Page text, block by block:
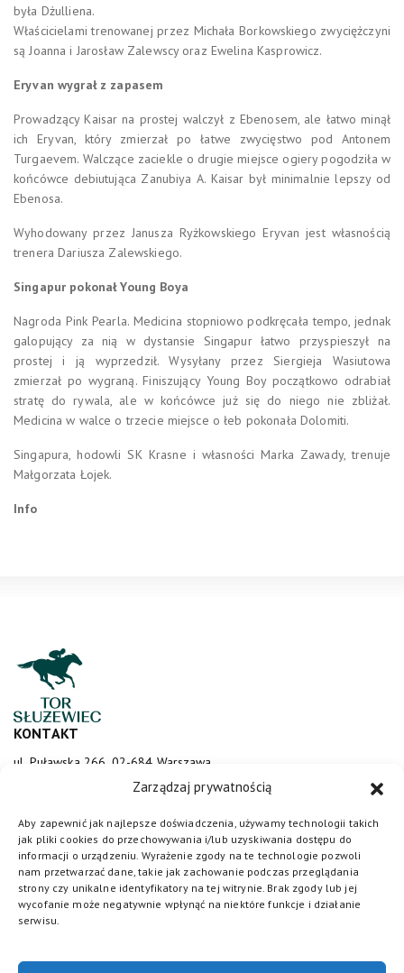
Zarządzaj prywatnością
Aby zapewnić jak najlepsze doświadczenia, używamy technologii takich
jak pliki cookies do przechowywania i/lub uzyskiwania dostępu do
informacji o urządzeniu. Wyrażenie zgody na te technologie pozwoli
nam przetwarzać dane, takie jak zachowanie podczas przeglądania
strony czy unikalne identyfikatory na tej witrynie. Brak zgody lub jej
wycofanie może negatywnie wpłynąć na niektóre funkcje i działanie
serwisu.
była Dżulliena.
Właścicielami trenowanej przez Michała Borkowskiego zwyciężczyni
są Joanna i Jarosław Zalewscy oraz Ewelina Kasprowicz.
Eryvan wygrał z zapasem
Prowadzący Kaisar na prostej walczył z Ebenosem, ale łatwo minął
ich Eryvan, który zmierzał po łatwe zwycięstwo pod Antonem
Turgaevem. Walczące zaciekle o drugie miejsce ogiery pogodziła w
końcówce debiutująca Zanubiya A. Kaisar był minimalnie lepszy od
Ebenosa.
Wyhodowany przez Janusza Ryżkowskiego Eryvan jest własnością
trenera Dariusza Zalewskiego.
Singapur pokonał Young Boya
Nagroda Pink Pearla. Medicina stopniowo podkręcała tempo, jednak
galopujący za nią w dystansie Singapur łatwo przyspieszył na
prostej i ją wyprzedził. Wysyłany przez Siergieja Wasiutowa
zmierzał po wygraną. Finiszujący Young Boy początkowo odrabiał
stratę do rywala, ale w końcówce już się do niego nie zbliżał.
Medicina w walce o trzecie miejsce o łeb pokonała Dolomiti.
Singapura, hodowli SK Krasne i własności Marka Zawady, trenuje
Małgorzata Łojek.
Info
KONTAKT
ul. Puławska 266, 02-684 Warszawa
sluzewiec@totalizator.pl
KONTAKT DLA MEDIÓW
media@torsluzewiec.pl
DOŁĄCZ DO NAS